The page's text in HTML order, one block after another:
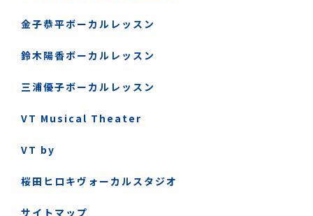
金子恭平ボーカルレッスン
鈴木陽香ボーカルレッスン
三浦優子ボーカルレッスン
VT Musical Theater
VT by
桜田ヒロキヴォーカルスタジオ
サイトマップ